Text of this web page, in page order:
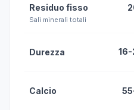
Residuo fisso
Sali minerali totali
Durezza 16-
Calcio